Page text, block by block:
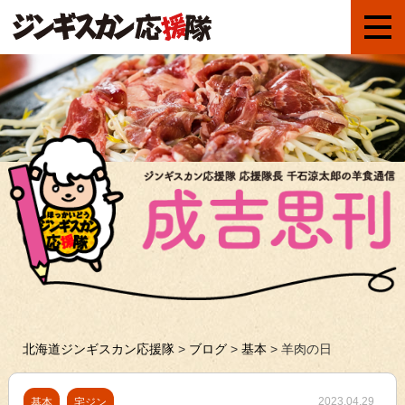
北海道ジンギスカン応援隊 > ブログ >基本 >羊肉の日
2023.04.29